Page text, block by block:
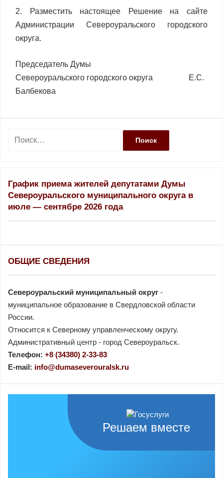
2. Разместить настоящее Решение на сайте
Администрации Североуральского городского
округа.
Председатель Думы
Североуральского городского округа Е.С.
Балбекова
:График приема жителей депутатами Думы
Североуральского муниципального округа в
июле — сентябре 2026 года
ОБЩИЕ СВЕДЕНИЯ
Североуральский муниципальный округ -
муниципальное образование в Свердловской области
России.
Относится к Северному управленческому округу.
Административный центр - город Североуральск.
Телефон: +8 (34380) 2-33-83
E-mail: info@dumaseverouralsk.ru
Решаем вместе